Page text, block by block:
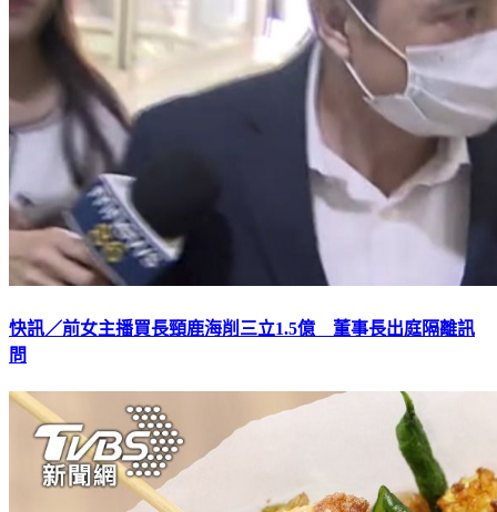
快訊／前女主播買長頸鹿海削三立1.5億 董事長出庭隔離訊
問